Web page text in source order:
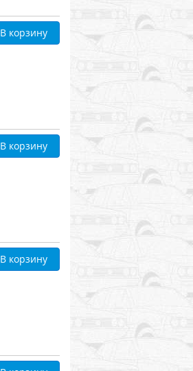
В корзину
В корзину
В корзину